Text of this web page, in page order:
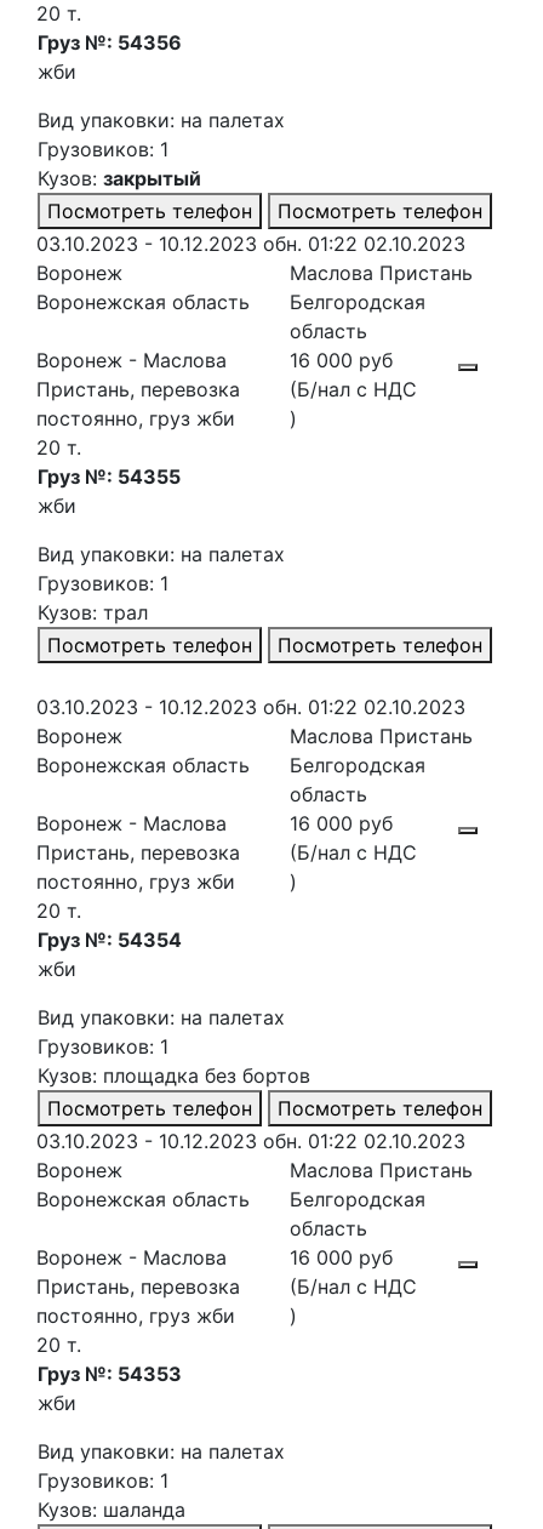
20 т.
Груз №: 54356
жби
Вид упаковки: на палетах
Грузовиков: 1
Кузов: закрытый
Посмотреть телефон
Посмотреть телефон
03.10.2023 - 10.12.2023 обн. 01:22 02.10.2023
Воронеж
Воронежская область
Маслова Пристань
Белгородская
область
Воронеж - Маслова
Пристань, перевозка
постоянно, груз жби
20 т.
16 000 руб
(Б/нал с НДС
)
Груз №: 54355
жби
Вид упаковки: на палетах
Грузовиков: 1
Кузов: трал
Посмотреть телефон
Посмотреть телефон
03.10.2023 - 10.12.2023 обн. 01:22 02.10.2023
Воронеж
Воронежская область
Маслова Пристань
Белгородская
область
Воронеж - Маслова
Пристань, перевозка
постоянно, груз жби
20 т.
16 000 руб
(Б/нал с НДС
)
Груз №: 54354
жби
Вид упаковки: на палетах
Грузовиков: 1
Кузов: площадка без бортов
Посмотреть телефон
Посмотреть телефон
03.10.2023 - 10.12.2023 обн. 01:22 02.10.2023
Воронеж
Воронежская область
Маслова Пристань
Белгородская
область
Воронеж - Маслова
Пристань, перевозка
постоянно, груз жби
20 т.
16 000 руб
(Б/нал с НДС
)
Груз №: 54353
жби
Вид упаковки: на палетах
Грузовиков: 1
Кузов: шаланда